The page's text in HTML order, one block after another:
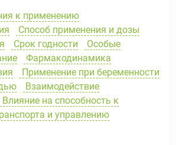
к применению
Способ применения и дозы
Срок годности
Особые
Фармакодинамика
Применение при беременности
Взаимодействие
Влияние на способность к
и управлению